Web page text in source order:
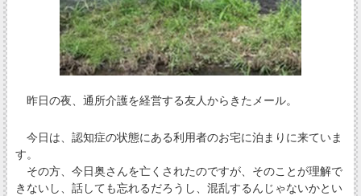
昨日の夜、通所介護を経営する友人からきたメール。
今日は、認知症の状態にある利用者のお宅に泊まりに来ていま
す。
その方、今日奥さんを亡くされたのですが、そのことが理解で
きないし、話しても忘れるだろうし、混乱するんじゃないかとい